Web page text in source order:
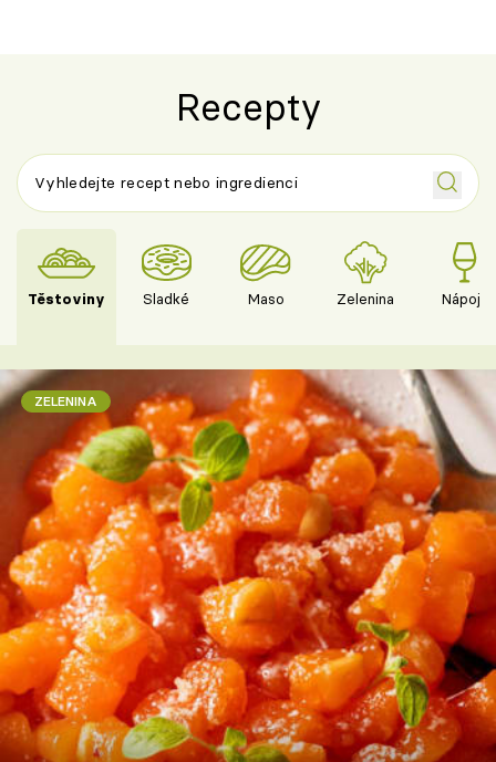
Recepty
Těstoviny Sladké Maso Zelenina Nápoje
ZELENINA